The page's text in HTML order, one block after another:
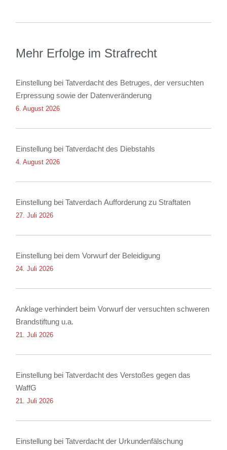
Mehr Erfolge im Strafrecht
Einstellung bei Tatverdacht des Betruges, der versuchten
Erpressung sowie der Datenveränderung
6. August 2026
Einstellung bei Tatverdacht des Diebstahls
4. August 2026
Einstellung bei Tatverdach Aufforderung zu Straftaten
27. Juli 2026
Einstellung bei dem Vorwurf der Beleidigung
24. Juli 2026
Anklage verhindert beim Vorwurf der versuchten schweren
Brandstiftung u.a.
21. Juli 2026
Einstellung bei Tatverdacht des Verstoßes gegen das
WaffG
21. Juli 2026
Einstellung bei Tatverdacht der Urkundenfälschung